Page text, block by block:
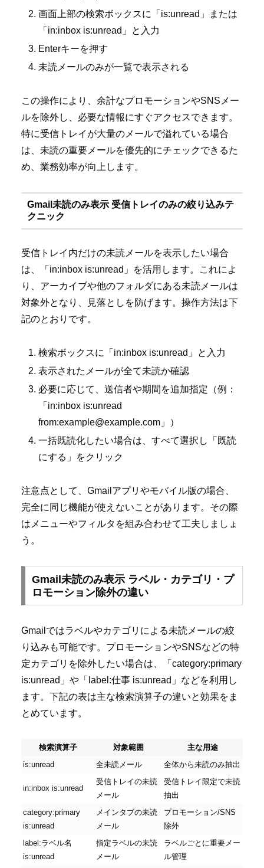
画面上部の検索ボックスに「is:unread」または
「in:inbox is:unread」と入力
Enterキーを押す
未読メールのみが一覧で表示される
この操作により、余計なプロモーションやSNSメー
ルを除外し、必要な情報にすぐアクセスできます。
特に受信トレイが大量のメールで溢れている場合
は、未読の重要メールを優先的にチェックできるた
め、業務効率が向上します。
Gmail未読のみ表示 受信トレイのみの絞り込みテ
クニック
受信トレイ内だけの未読メールを表示したい場合
は、「in:inbox is:unread」を活用します。これによ
り、アーカイブや他のフォルダにある未読メールは
対象外となり、見落としを防げます。操作方法は下
記のとおりです。
検索ボックスに「in:inbox is:unread」と入力
表示されたメールが全て未読か確認
必要に応じて、送信者や期間を追加指定（例：
「in:inbox is:unread
from:example@example.com」）
一括既読化したい場合は、すべて選択し「既読
にする」をクリック
注意点として、Gmailアプリやモバイル版の場合、
完全に同じ機能が使えないことがあります。その際
はメニューやフィルタを組み合わせて工夫しましょ
う。
Gmail未読のみ表示 ラベル・カテゴリ・プ
ロモーション除外の違い
Gmailではラベルやカテゴリによる未読メールの絞
り込みも可能です。プロモーションやSNSなどの特
定カテゴリを除外したい場合は、「category:primary
is:unread」や「label:仕事 is:unread」などを利用し
ます。下記の表は主な検索演算子の違いと効果をま
とめています。
検索演算子 対象範囲
主な用途
is:unread
全未読メール 全体から未読のみ抽出
in:inbox is:unread
受信トレイの未読
メール
受信トレイ限定で未読
抽出
category:primary
is:unread
メインタブの未読
メール
プロモーション/SNS
除外
label:ラベル名
is:unread
指定ラベルの未読
メール
ラベルごとに重要メー
ル管理